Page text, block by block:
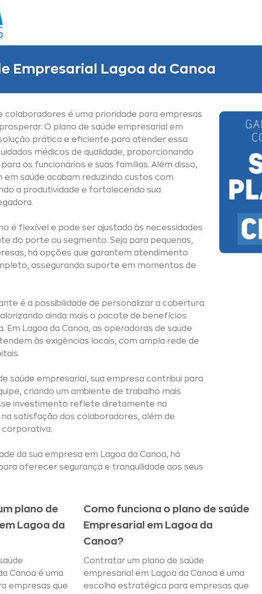
Empresarial Lagoa da Canoa
colaboradores é uma prioridade para empresas
O plano de saúde empresarial em
prática e eficiente para atender essa
médicos de qualidade, proporcionando
os funcionários e suas famílias. Além disso,
em saúde acabam reduzindo custos com
a produtividade e fortalecendo sua
é flexível e pode ser ajustada às necessidades
do porte ou segmento. Seja para pequenas,
há opções que garantem atendimento
assegurando suporte em momentos de
é a possibilidade de personalizar a cobertura
ainda mais o pacote de benefícios
Lagoa da Canoa, as operadoras de saúde
às exigências locais, com ampla rede de
saúde empresarial, sua empresa contribui para
criando um ambiente de trabalho mais
investimento reflete diretamente na
satisfação dos colaboradores, além de
corporativa.
da sua empresa em Lagoa da Canoa, há
oferecer segurança e tranquilidade aos seus
plano de
Lagoa da
Canoa é uma
empresas que
Como funciona o plano de saúde
Empresarial em Lagoa da
Canoa?
Contratar um plano de saúde
empresarial em Lagoa da Canoa é uma
escolha estratégica para empresas que